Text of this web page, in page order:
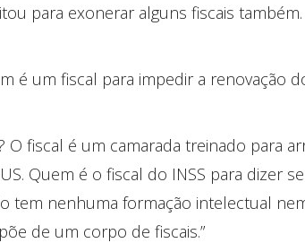
para exonerar alguns fiscais
é um fiscal para impedir a renovação
O fiscal é um camarada treinado para
Quem é o fiscal do INSS para dizer
tem nenhuma formação intelectual
de um corpo de fiscais.”